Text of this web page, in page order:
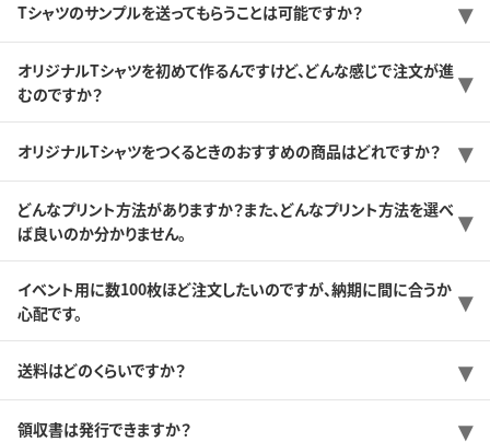
Tシャツのサンプルを送ってもらうことは可能ですか？
オリジナルTシャツを初めて作るんですけど、どんな感じで注文が進
むのですか？
オリジナルTシャツをつくるときのおすすめの商品はどれですか？
どんなプリント方法がありますか？また、どんなプリント方法を選べ
ば良いのか分かりません。
イベント用に数100枚ほど注文したいのですが、納期に間に合うか
心配です。
送料はどのくらいですか？
領収書は発行できますか？